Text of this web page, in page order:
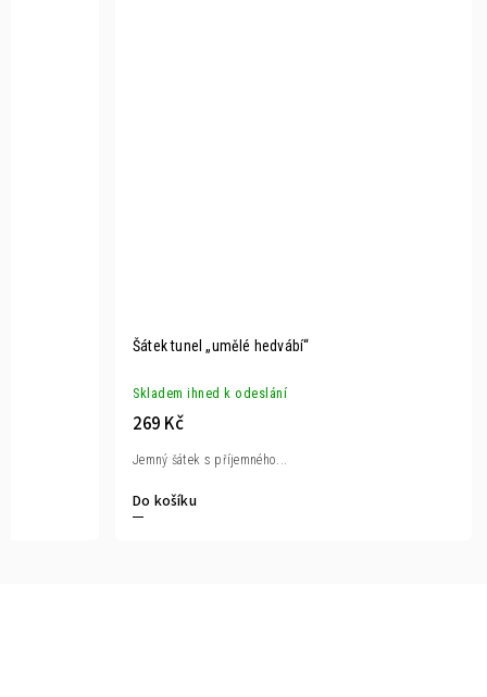
Šátek tunel „umělé hedvábí“
Skladem ihned k odeslání
269 Kč
Do košíku
Jemný šátek s příjemného...